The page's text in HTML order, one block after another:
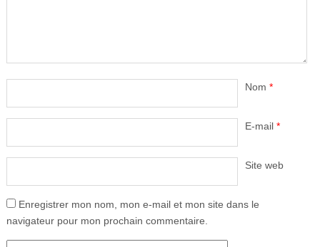
Nom *
E-mail *
Site web
Enregistrer mon nom, mon e-mail et mon site dans le
navigateur pour mon prochain commentaire.